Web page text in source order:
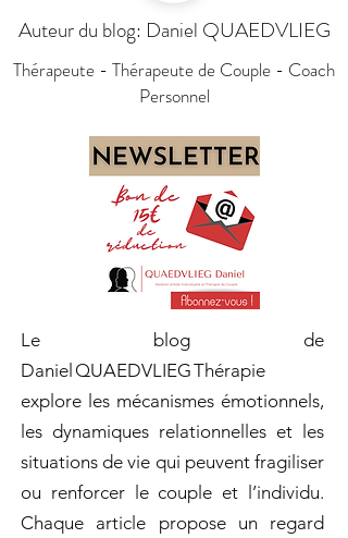
Auteur du blog: Daniel QUAEDVLIEG
Thérapeute - Thérapeute de Couple - Coach
Personnel
Le blog de
Daniel QUAEDVLIEG Thérapie
explore les mécanismes émotionnels,
les dynamiques relationnelles et les
situations de vie qui peuvent fragiliser
ou renforcer le couple et l’individu.
Chaque article propose un regard